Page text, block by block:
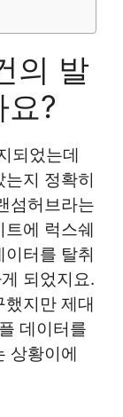
의 발
?
되었는데
지 정확히
섬허브라는
에 럭스쉐
터를 탈취
되었지요.
지만 제대
데이터를
상황이에